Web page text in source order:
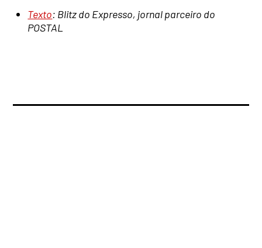
Texto: Blitz do Expresso, jornal parceiro do
POSTAL